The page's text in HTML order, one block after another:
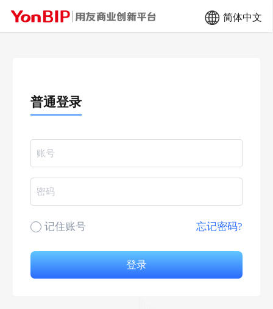
简体中文
普通登录
账号
密码
记住账号 忘记密码?
登录